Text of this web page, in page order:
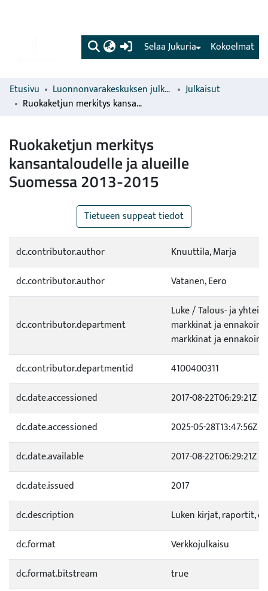
(current) Kokoelmat
Selaa Jukuria
Etusivu Luonnonvarakeskuksen julkaisut
Julkaisut
Ruokaketjun merkitys kansantaloudelle ja alueille Suomessa 2013-2015
Ruokaketjun merkitys
kansantaloudelle ja alueille
Suomessa 2013-2015
Tietueen suppeat tiedot
dc.contributor.author
Knuuttila, Marja
dc.contributor.author
Vatanen, Eero
dc.contributor.department
Luke / Talous- ja
markkinat ja
markkinat ja
dc.contributor.departmentid
4100400311
dc.date.accessioned
2017-08-22T06:29:21Z
dc.date.accessioned
2025-05-28T13:47:56Z
dc.date.available
2017-08-22T06:29:21Z
dc.date.issued
2017
dc.description
Luken kirjat, raportit,
dc.format
Verkkojulkaisu
dc.format.bitstream
true